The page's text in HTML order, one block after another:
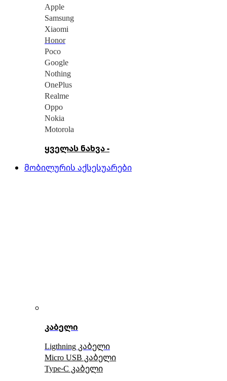
Apple
Samsung
Xiaomi
Honor
Poco
Google
Nothing
OnePlus
Realme
Oppo
Nokia
Motorola
ყველას ნახვა -
მობილურის აქსესუარები
კაბელი
Ligthning კაბელი
Micro USB კაბელი
Type-C კაბელი